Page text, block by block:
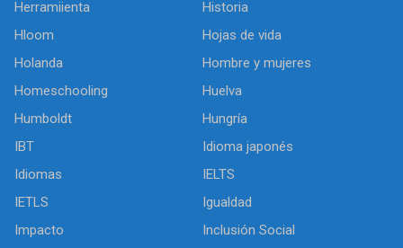
Herramiienta
Historia
Hloom
Hojas de vida
Holanda
Hombre y mujeres
Homeschooling
Huelva
Humboldt
Hungría
IBT
Idioma japonés
Idiomas
IELTS
IETLS
Igualdad
Impacto
Inclusión Social